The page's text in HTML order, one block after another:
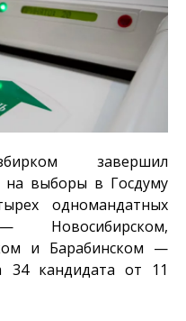
завершил
на выборы в Госдуму
одномандатных
и Барабинском —
34 кандидата от 11